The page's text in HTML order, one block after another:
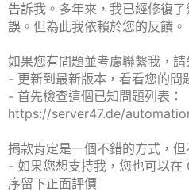
告訴我。多年來，我已經修復
誤。但為此我依賴於您的反饋。
如果您有問題並考慮聯繫我，請
- 更新到最新版本，看看您的問
- 首先檢查這個已知問題列表：
https://server47.de/
捐款肯定是一個不錯的方式，
- 如果您想支持我，您也可以
序留下正面評價